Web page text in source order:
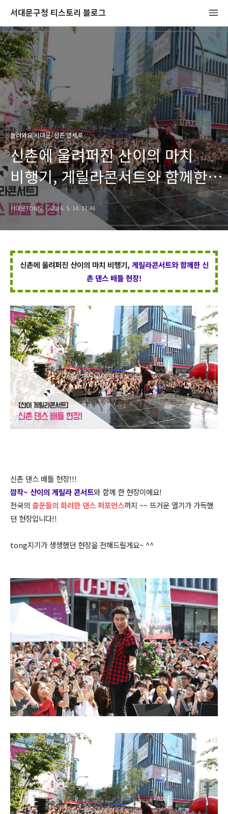
서대문구청 티스토리 블로그
놀러와요 서대문/신촌 연세로
신촌에 울려퍼진 산이의 마치
비행기, 게릴라콘서트와 함께한
신촌 댄스 배틀 현장!
서대문TONG 2016. 5. 14. 17:46
신촌에 울려퍼진 산이의 마치 비행기, 게릴라콘서트와 함께한 신
촌 댄스 배틀 현장!
신촌 댄스 배틀 현장!!!
깜작~ 산이의 게릴라 콘서트와 함께 한 현장이에요!
전국의 춤꾼들의 화려한 댄스 퍼포먼스까지 ~~ 뜨거운 열기가 가득했
던 현장입니다!!
tong지기가 생생했던 현장을 전해드릴게요~ ^^